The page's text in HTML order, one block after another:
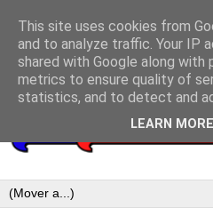
This site uses cookies from
and to analyze traffic. Your IP
shared with Google along with
metrics to ensure quality of
statistics, and to detect and
LEARN MORE